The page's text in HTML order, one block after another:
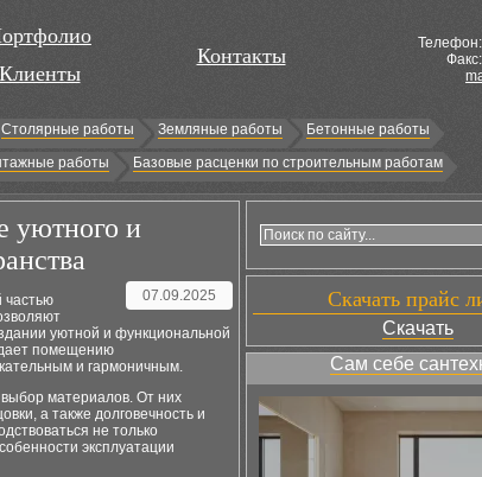
Клиенты
Контакты
Столярные работы Земляные работы
Бетонные работы
работы Базовые расценки по строительным работам
уютного и
07.09.2025
частью
уютной и функциональной
помещению
и гармоничным.
материалов. От них
а также долговечность и
не только
эксплуатации
Скачать прайс
Скачать
Сам себе